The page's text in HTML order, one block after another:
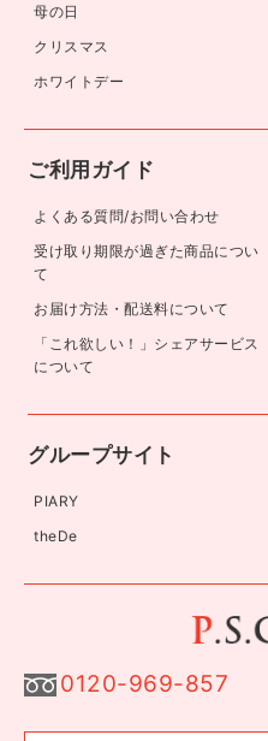
母の日
クリスマス
ホワイトデー
ご利用ガイド
よくある質問/お問い合わせ
受け取り期限が過ぎた商品につい
て
お届け方法・配送料について
「これ欲しい！」シェアサービス
について
グループサイト
PIARY
theDe
0120-969-857